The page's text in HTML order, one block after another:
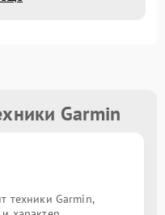
Garmin
техники Garmin,